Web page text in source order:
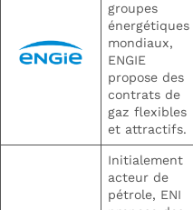
groupes
énergétiques
mondiaux,
ENGIE
propose des
contrats de
gaz flexibles
et attractifs.
Initialement
acteur de
pétrole, ENI